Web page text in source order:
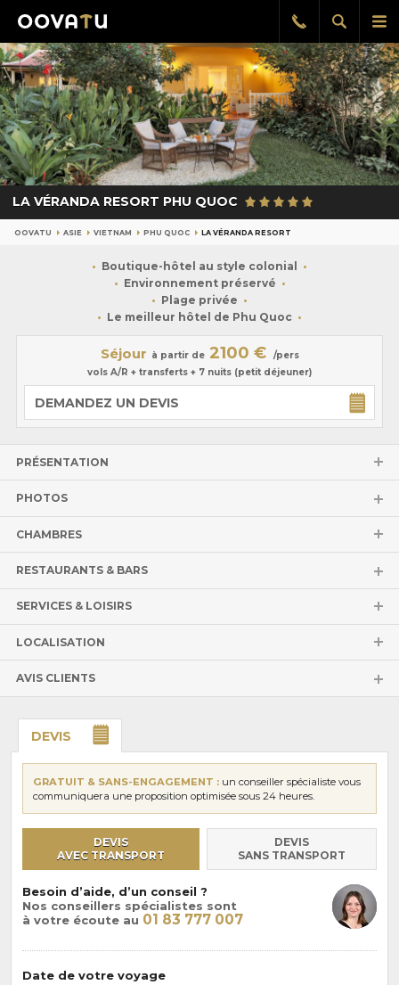
le
Afficher
la
Rappel
gratuit
LA VÉRANDA RESORT PHU QUOC
OOVATU ASIE VIETNAM PHU QUOC LA VÉRANDA RESORT
Boutique-hôtel au style colonial
Environnement préservé
Plage privée
Le meilleur hôtel de Phu Quoc
Séjour à partir de 2100 €
/pers
vols A/R + transferts + 7 nuits (petit déjeuner)
DEMANDEZ UN DEVIS
PRÉSENTATION
PHOTOS
CHAMBRES
RESTAURANTS & BARS
SERVICES & LOISIRS
LOCALISATION
AVIS CLIENTS
DEVIS
GRATUIT & SANS-ENGAGEMENT : un conseiller spécialiste vous
communiquera une proposition optimisée sous 24 heures.
DEVIS
AVEC TRANSPORT
DEVIS
SANS TRANSPORT
Besoin d’aide, d’un conseil ?
Nos conseillers spécialistes sont
à votre écoute au 01 83 777 007
Date de votre voyage